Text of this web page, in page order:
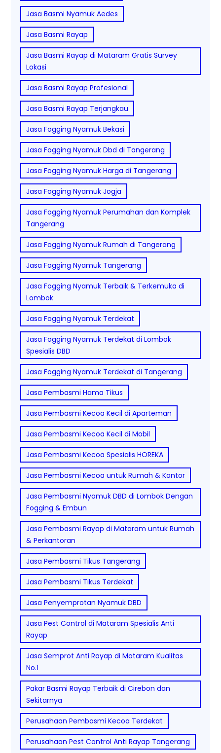
Jasa Basmi Nyamuk Aedes
Jasa Basmi Rayap
Jasa Basmi Rayap di Mataram Gratis Survey
Lokasi
Jasa Basmi Rayap Profesional
Jasa Basmi Rayap Terjangkau
Jasa Fogging Nyamuk Bekasi
Jasa Fogging Nyamuk Dbd di Tangerang
Jasa Fogging Nyamuk Harga di Tangerang
Jasa Fogging Nyamuk Jogja
Jasa Fogging Nyamuk Perumahan dan Komplek
Tangerang
Jasa Fogging Nyamuk Rumah di Tangerang
Jasa Fogging Nyamuk Tangerang
Jasa Fogging Nyamuk Terbaik & Terkemuka di
Lombok
Jasa Fogging Nyamuk Terdekat
Jasa Fogging Nyamuk Terdekat di Lombok
Spesialis DBD
Jasa Fogging Nyamuk Terdekat di Tangerang
Jasa Pembasmi Hama Tikus
Jasa Pembasmi Kecoa Kecil di Aparteman
Jasa Pembasmi Kecoa Kecil di Mobil
Jasa Pembasmi Kecoa Spesialis HOREKA
Jasa Pembasmi Kecoa untuk Rumah & Kantor
Jasa Pembasmi Nyamuk DBD di Lombok Dengan
Fogging & Embun
Jasa Pembasmi Rayap di Mataram untuk Rumah
& Perkantoran
Jasa Pembasmi Tikus Tangerang
Jasa Pembasmi Tikus Terdekat
Jasa Penyemprotan Nyamuk DBD
Jasa Pest Control di Mataram Spesialis Anti
Rayap
Jasa Semprot Anti Rayap di Mataram Kualitas
No.1
Pakar Basmi Rayap Terbaik di Cirebon dan
Sekitarnya
Perusahaan Pembasmi Kecoa Terdekat
Perusahaan Pest Control Anti Rayap Tangerang